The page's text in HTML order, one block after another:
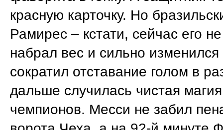
красную карточку. Но
Рамирес – кстати, сейчас его
набрал вес и сильно
сократил отставание голом в
дальше случилась чистая
чемпионов. Месси не забил